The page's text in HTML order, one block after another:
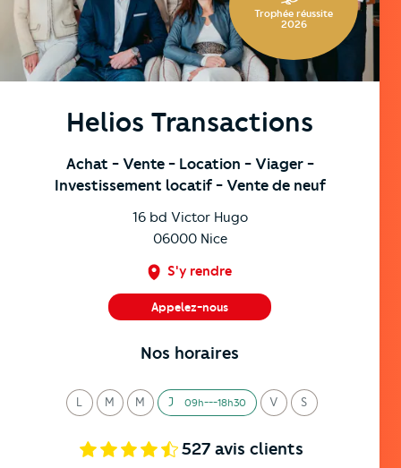
Helios Transactions
Achat - Vente - Location - Viager -
Investissement locatif - Vente de neuf
16 bd Victor Hugo
06000 Nice
S'y rendre
Appelez-nous
04 93 88 77 55
Nos horaires
L
undi
M
ardi
M
ercredi
J
eudi09h---18h30 V
endredi
S
amedi
527avis clients
Trophée réussite
2026